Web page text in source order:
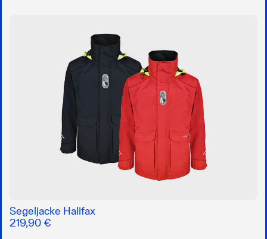
Segeljacke Halifax
219,90 €